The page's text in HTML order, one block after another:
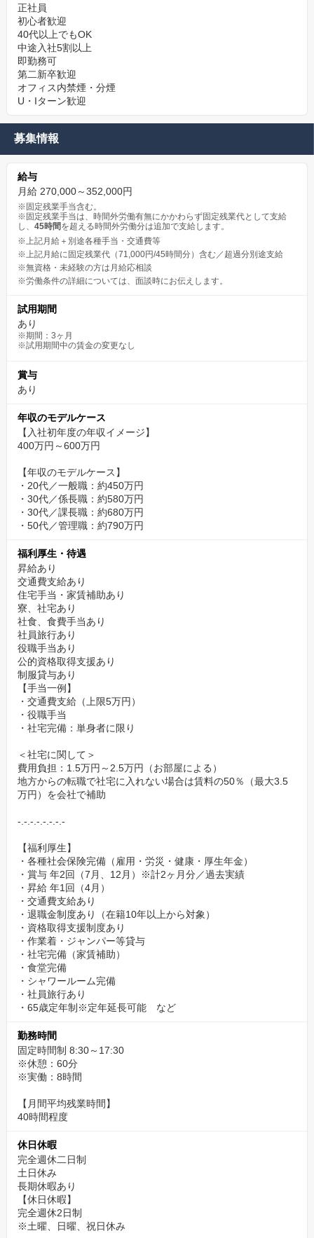
正社員
初心者歓迎
40代以上でもOK
中途入社5割以上
即勤務可
第二新卒歓迎
オフィス内禁煙・分煙
U・Iターン歓迎
募集情報
給与
月給 270,000～352,000円
※固定残業手当含む。
※固定残業手当は、時間外労働有無にかかわらず固定残業代として支給
し、 45時間を超える時間外労働分は追加で支給します。
※上記月給＋別途各種手当・交通費等
※上記月給に固定残業代（71,000円/45時間分）含む／超過分別途支給
※無資格・未経験の方は月給応相談
※労働条件の詳細については、面談時にお伝えします。
試用期間
あり
※期間：3ヶ月
※試用期間中の賃金の変更なし
賞与
あり
年収のモデルケース
【入社初年度の年収イメージ】
400万円～600万円
【年収のモデルケース】
・20代／一般職：約450万円
・30代／係長職：約580万円
・30代／課長職：約680万円
・50代／管理職：約790万円
福利厚生・待遇
昇給あり
交通費支給あり
住宅手当・家賃補助あり
寮、社宅あり
社食、食費手当あり
社員旅行あり
役職手当あり
公的資格取得支援あり
制服貸与あり
【手当一例】
・交通費支給（上限5万円）
・役職手当
・社宅完備：単身者に限り
＜社宅に関して＞
費用負担：1.5万円～2.5万円（お部屋による）
地方からの転職で社宅に入れない場合は賃料の50％（最大3.5
万円）を会社で補助
-.-.-.-.-.-.-.-
【福利厚生】
・各種社会保険完備（雇用・労災・健康・厚生年金）
・賞与 年2回（7月、12月）※計2ヶ月分／過去実績
・昇給 年1回（4月）
・交通費支給あり
・退職金制度あり（在籍10年以上から対象）
・資格取得支援制度あり
・作業着・ジャンパー等貸与
・社宅完備（家賃補助）
・食堂完備
・シャワールーム完備
・社員旅行あり
・65歳定年制※定年延長可能 など
勤務時間
固定時間制 8:30～17:30
※休憩：60分
※実働：8時間
【月間平均残業時間】
40時間程度
休日休暇
完全週休二日制
土日休み
長期休暇あり
【休日休暇】
完全週休2日制
※土曜、日曜、祝日休み